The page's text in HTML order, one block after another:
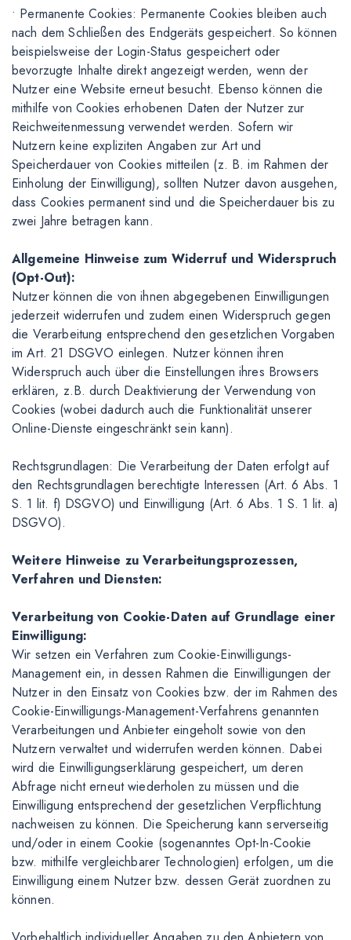
• Permanente Cookies: Permanente Cookies bleiben auch
nach dem Schließen des Endgeräts gespeichert. So können
beispielsweise der Login-Status gespeichert oder
bevorzugte Inhalte direkt angezeigt werden, wenn der
Nutzer eine Website erneut besucht. Ebenso können die
mithilfe von Cookies erhobenen Daten der Nutzer zur
Reichweitenmessung verwendet werden. Sofern wir
Nutzern keine expliziten Angaben zur Art und
Speicherdauer von Cookies mitteilen (z. B. im Rahmen der
Einholung der Einwilligung), sollten Nutzer davon ausgehen,
dass Cookies permanent sind und die Speicherdauer bis zu
zwei Jahre betragen kann.
Allgemeine Hinweise zum Widerruf und Widerspruch
(Opt-Out):
Nutzer können die von ihnen abgegebenen Einwilligungen
jederzeit widerrufen und zudem einen Widerspruch gegen
die Verarbeitung entsprechend den gesetzlichen Vorgaben
im Art. 21 DSGVO einlegen. Nutzer können ihren
Widerspruch auch über die Einstellungen ihres Browsers
erklären, z.B. durch Deaktivierung der Verwendung von
Cookies (wobei dadurch auch die Funktionalität unserer
Online-Dienste eingeschränkt sein kann).
Rechtsgrundlagen: Die Verarbeitung der Daten erfolgt auf
den Rechtsgrundlagen berechtigte Interessen (Art. 6 Abs. 1
S. 1 lit. f) DSGVO) und Einwilligung (Art. 6 Abs. 1 S. 1 lit. a)
DSGVO).
Weitere Hinweise zu Verarbeitungsprozessen,
Verfahren und Diensten:
Verarbeitung von Cookie-Daten auf Grundlage einer
Einwilligung:
Wir setzen ein Verfahren zum Cookie-Einwilligungs-
Management ein, in dessen Rahmen die Einwilligungen der
Nutzer in den Einsatz von Cookies bzw. der im Rahmen des
Cookie-Einwilligungs-Management-Verfahrens genannten
Verarbeitungen und Anbieter eingeholt sowie von den
Nutzern verwaltet und widerrufen werden können. Dabei
wird die Einwilligungserklärung gespeichert, um deren
Abfrage nicht erneut wiederholen zu müssen und die
Einwilligung entsprechend der gesetzlichen Verpflichtung
nachweisen zu können. Die Speicherung kann serverseitig
und/oder in einem Cookie (sogenanntes Opt-In-Cookie
bzw. mithilfe vergleichbarer Technologien) erfolgen, um die
Einwilligung einem Nutzer bzw. dessen Gerät zuordnen zu
können.